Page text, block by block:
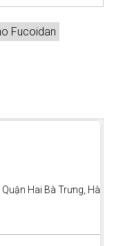
Fucoidan
Hai Bà Trưng, Hà